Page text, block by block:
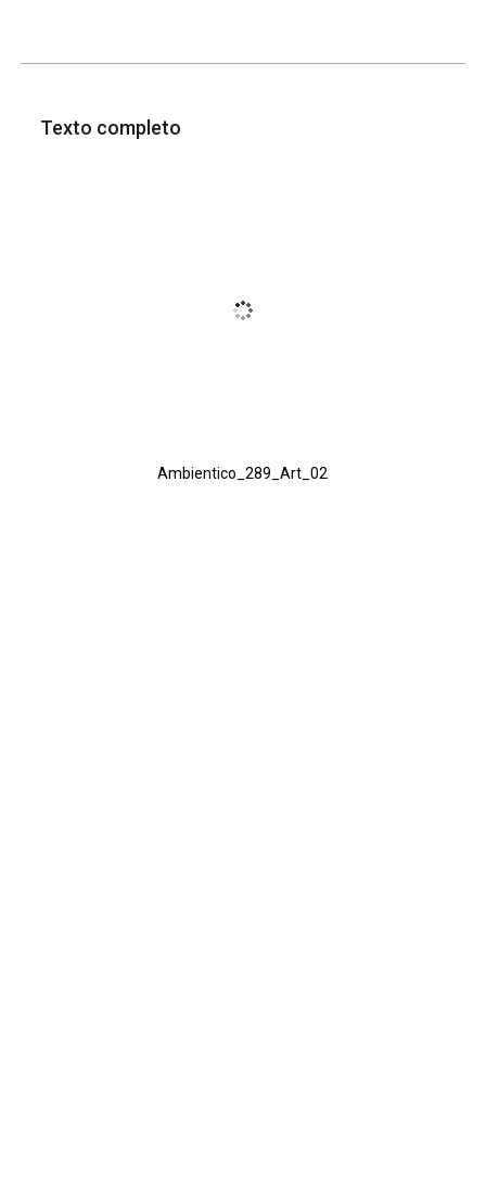
Texto completo
Ambientico_289_Art_02